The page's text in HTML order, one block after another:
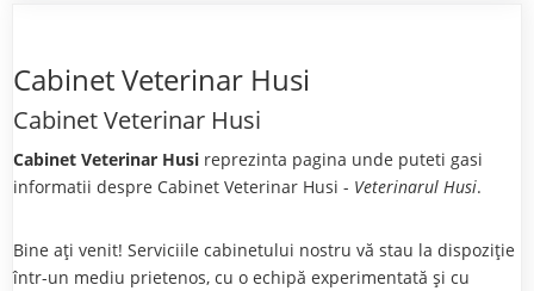
Cabinet Veterinar Husi
Cabinet Veterinar Husi
Cabinet Veterinar Husi reprezinta pagina unde puteti gasi
informatii despre Cabinet Veterinar Husi - Veterinarul Husi.
Bine aţi venit! Serviciile cabinetului nostru vă stau la dispoziţie
într-un mediu prietenos, cu o echipă experimentată şi cu